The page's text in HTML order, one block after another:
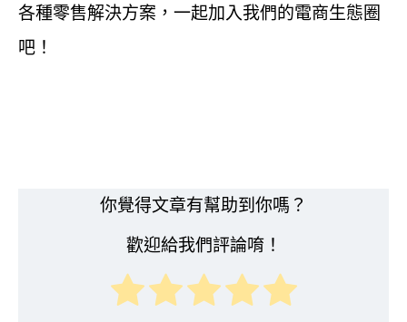
各種零售解決方案，一起加入我們的電商生態圈
吧！
你覺得文章有幫助到你嗎？
歡迎給我們評論唷！